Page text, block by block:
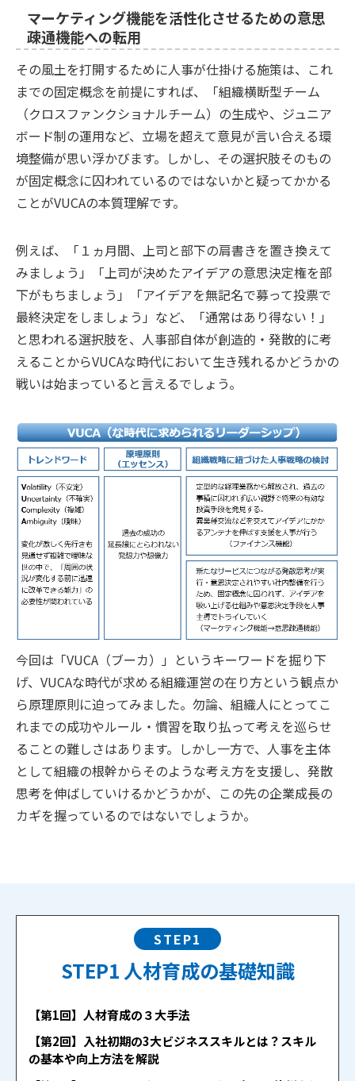
マーケティング機能を活性化させるための意思
疎通機能への転用
その風土を打開するために人事が仕掛ける施策は、これ
までの固定概念を前提にすれば、「組織横断型チーム
（クロスファンクショナルチーム）の生成や、ジュニア
ボード制の運用など、立場を超えて意見が言い合える環
境整備が思い浮かびます。しかし、その選択肢そのもの
が固定概念に囚われているのではないかと疑ってかかる
ことがVUCAの本質理解です。
例えば、「１ヵ月間、上司と部下の肩書きを置き換えて
みましょう」「上司が決めたアイデアの意思決定権を部
下がもちましょう」「アイデアを無記名で募って投票で
最終決定をしましょう」など、「通常はあり得ない！」
と思われる選択肢を、人事部自体が創造的・発散的に考
えることからVUCAな時代において生き残れるかどうかの
戦いは始まっていると言えるでしょう。
今回は「VUCA（ブーカ）」というキーワードを掘り下
げ、VUCAな時代が求める組織運営の在り方という観点か
ら原理原則に迫ってみました。勿論、組織人にとってこ
れまでの成功やルール・慣習を取り払って考えを巡らせ
ることの難しさはあります。しかし一方で、人事を主体
として組織の根幹からそのような考え方を支援し、発散
思考を伸ばしていけるかどうかが、この先の企業成長の
カギを握っているのではないでしょうか。
STEP1
STEP1 人材育成の基礎知識
【第1回】人材育成の３大手法
【第2回】入社初期の3大ビジネススキルとは？スキル
の基本や向上方法を解説